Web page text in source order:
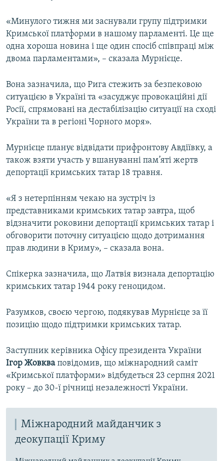
«Минулого тижня ми заснували групу підтримки
Кримської платформи в нашому парламенті. Це ще
одна хороша новина і ще один спосіб співпраці між
двома парламентами», – сказала Мурнієце.
Вона зазначила, що Рига стежить за безпековою
ситуацією в Україні та «засуджує провокаційні дії
Росії, спрямовані на дестабілізацію ситуації на сході
України та в регіоні Чорного моря».
Мурнієце планує відвідати прифронтову Авдіївку, а
також взяти участь у вшануванні пам’яті жертв
депортації кримських татар 18 травня.
«Я з нетерпінням чекаю на зустріч із
представниками кримських татар завтра, щоб
відзначити роковини депортації кримських татар і
обговорити поточну ситуацією щодо дотримання
прав людини в Криму», – сказала вона.
Спікерка зазначила, що Латвія визнала депортацію
кримських татар 1944 року геноцидом.
Разумков, своєю чергою, подякував Мурнієце за її
позицію щодо підтримки кримських татар.
Заступник керівника Офісу президента України
Ігор Жовква повідомив, що міжнародний саміт
«Кримської платформи» відбудеться 23 серпня 2021
року – до 30-ї річниці незалежності України.
Міжнародний майданчик з
деокупації Криму